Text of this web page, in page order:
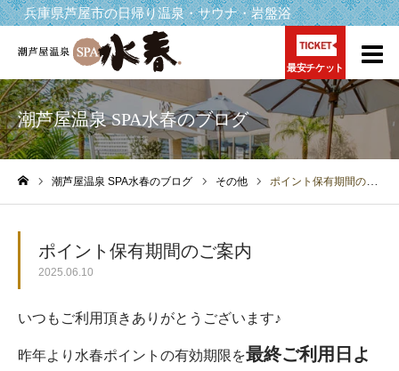
兵庫県芦屋市の日帰り温泉・サウナ・岩盤浴
最安チケット
潮芦屋温泉 SPA水春のブログ
潮芦屋温泉 SPA水春のブログ その他 ポイント保有期間のご案内
ポイント保有期間のご案内
2025.06.10
いつもご利用頂きありがとうございます♪
昨年より水春ポイントの有効期限を最終ご利用日よ